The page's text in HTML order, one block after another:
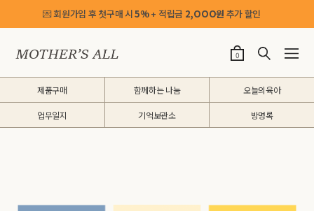
💌 회원가입 후 첫구매 시5%+ 적립금 2,OOO원 추가 할인
0
제품구매 함께하는 나눔 오늘의육아
업무일지 기억보관소 방명록